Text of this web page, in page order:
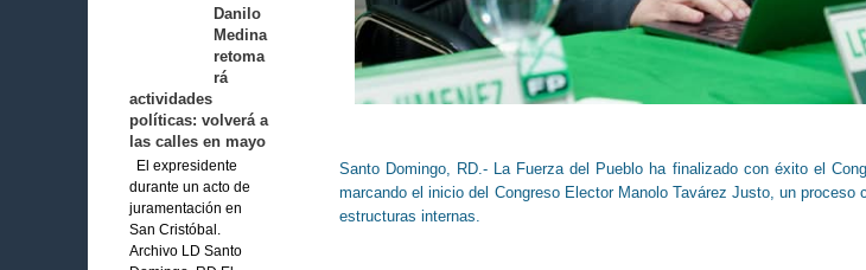
Danilo
Medina
retoma
rá
actividades
políticas: volverá a
las calles en mayo
El expresidente
durante un acto de
juramentación en
San Cristóbal.
Archivo LD Santo
Santo Domingo, RD.- La Fuerza del Pueblo ha finalizado con éxito el
marcando el inicio del Congreso Elector Manolo Tavárez Justo, un proceso
estructuras internas.